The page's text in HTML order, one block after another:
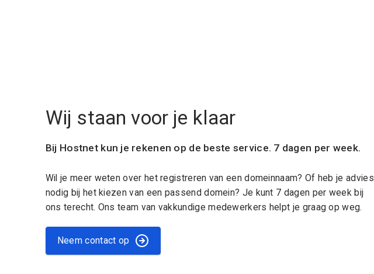
Wij staan voor je klaar
Bij Hostnet kun je rekenen op de beste service. 7 dagen per week.
Wil je meer weten over het registreren van een domeinnaam? Of heb je advies
nodig bij het kiezen van een passend domein? Je kunt 7 dagen per week bij
ons terecht. Ons team van vakkundige medewerkers helpt je graag op weg.
Neem contact op